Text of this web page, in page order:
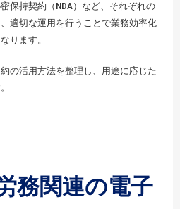
保持契約（NDA）など、それぞれの
適切な運用を行うことで業務効率化
ります。
の活用方法を整理し、用途に応じた
務関連の電子